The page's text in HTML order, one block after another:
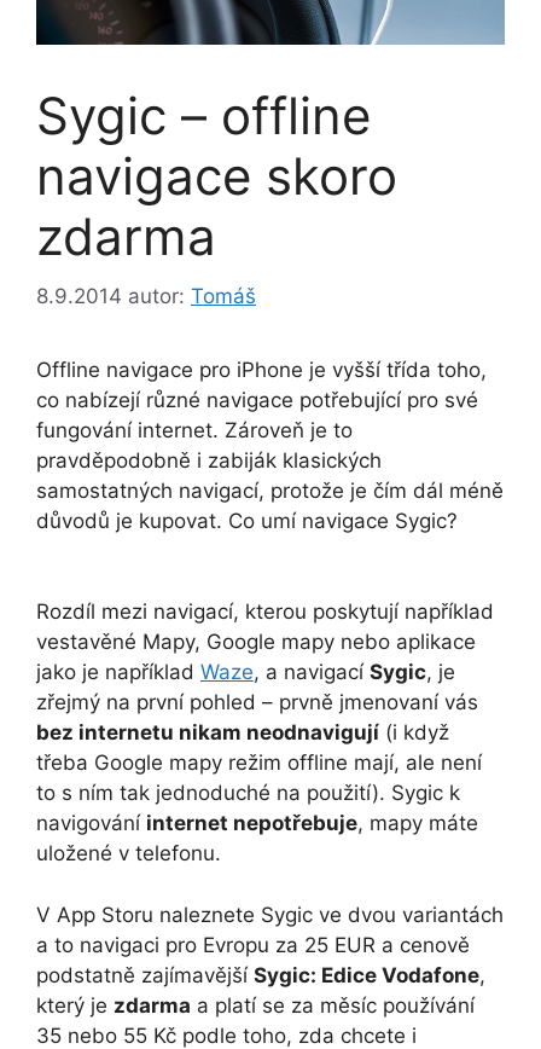
Sygic – offline
navigace skoro
zdarma
8.9.2014 autor: Tomáš
Offline navigace pro iPhone je vyšší třída toho,
co nabízejí různé navigace potřebující pro své
fungování internet. Zároveň je to
pravděpodobně i zabiják klasických
samostatných navigací, protože je čím dál méně
důvodů je kupovat. Co umí navigace Sygic?
Rozdíl mezi navigací, kterou poskytují například
vestavěné Mapy, Google mapy nebo aplikace
jako je například Waze, a navigací Sygic, je
zřejmý na první pohled – prvně jmenovaní vás
bez internetu nikam neodnavigují (i když
třeba Google mapy režim offline mají, ale není
to s ním tak jednoduché na použití). Sygic k
navigování internet nepotřebuje, mapy máte
uložené v telefonu.
V App Storu naleznete Sygic ve dvou variantách
a to navigaci pro Evropu za 25 EUR a cenově
podstatně zajímavější Sygic: Edice Vodafone,
který je zdarma a platí se za měsíc používání
35 nebo 55 Kč podle toho, zda chcete i